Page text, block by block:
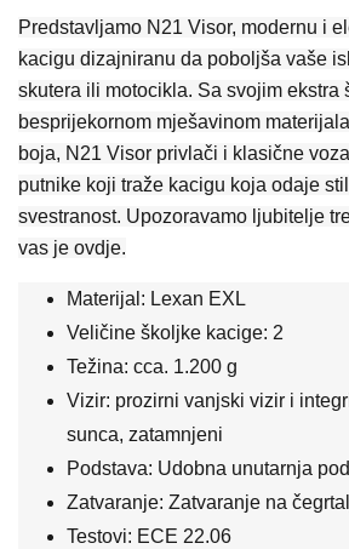
Predstavljamo N21 Visor, modernu i
kacigu dizajniranu da poboljša vaše
skutera ili motocikla. Sa svojim ekstra
besprijekornom mješavinom
boja, N21 Visor privlači i klasične
putnike koji traže kacigu koja odaje
svestranost. Upozoravamo ljubitelje
vas je ovdje.
Materijal: Lexan EXL
Veličine školjke kacige: 2
Težina: cca. 1.200 g
Vizir: prozirni vanjski vizir i
sunca, zatamnjeni
Podstava: Udobna unutarnja
Zatvaranje: Zatvaranje na
Testovi: ECE 22.06